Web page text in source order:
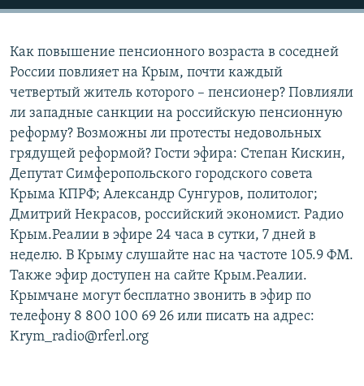
Как повышение пенсионного возраста в соседней
России повлияет на Крым, почти каждый
четвертый житель которого – пенсионер? Повлияли
ли западные санкции на российскую пенсионную
реформу? Возможны ли протесты недовольных
грядущей реформой? Гости эфира: Степан Кискин,
Депутат Симферопольского городского совета
Крыма КПРФ; Александр Сунгуров, политолог;
Дмитрий Некрасов, российский экономист. Радио
Крым.Реалии в эфире 24 часа в сутки, 7 дней в
неделю. В Крыму слушайте нас на частоте 105.9 ФМ.
Также эфир доступен на сайте Крым.Реалии.
Крымчане могут бесплатно звонить в эфир по
телефону 8 800 100 69 26 или писать на адрес:
Krym_radio@rferl.org